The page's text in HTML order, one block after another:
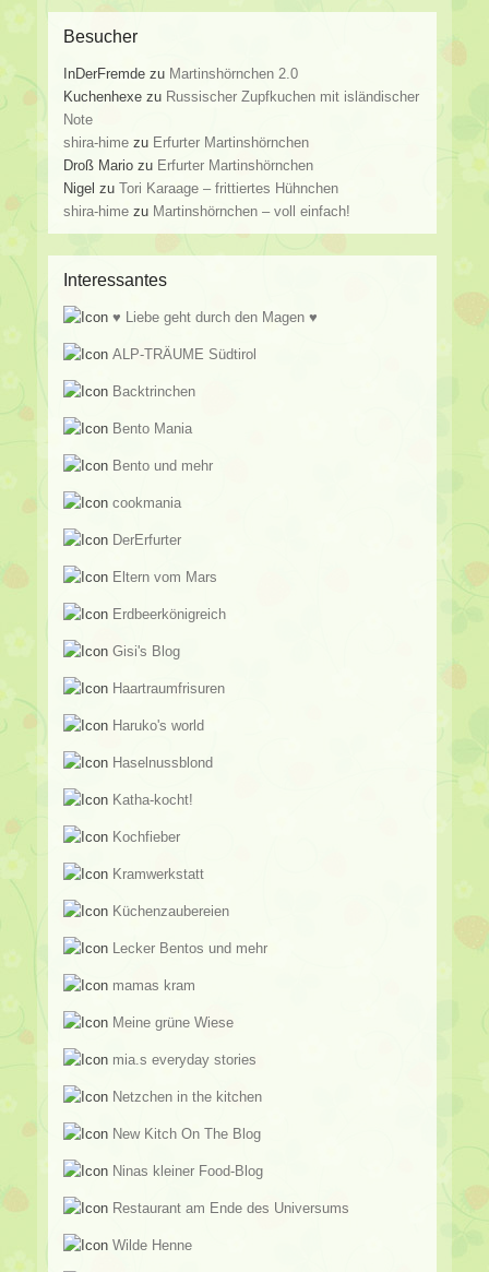
Besucher
InDerFremde zu Martinshörnchen 2.0
Kuchenhexe zu Russischer Zupfkuchen mit isländischer
Note
shira-hime zu Erfurter Martinshörnchen
Droß Mario zu Erfurter Martinshörnchen
Nigel zuTori Karaage – frittiertes Hühnchen
shira-hime zu Martinshörnchen – voll einfach!
Interessantes
♥ Liebe geht durch den Magen ♥
ALP-TRÄUME Südtirol
Backtrinchen
Bento Mania
Bento und mehr
cookmania
DerErfurter
Eltern vom Mars
Erdbeerkönigreich
Gisi's Blog
Haartraumfrisuren
Haruko's world
Haselnussblond
Katha-kocht!
Kochfieber
Kramwerkstatt
Küchenzaubereien
Lecker Bentos und mehr
mamas kram
Meine grüne Wiese
mia.s everyday stories
Netzchen in the kitchen
New Kitch On The Blog
Ninas kleiner Food-Blog
Restaurant am Ende des Universums
Wilde Henne